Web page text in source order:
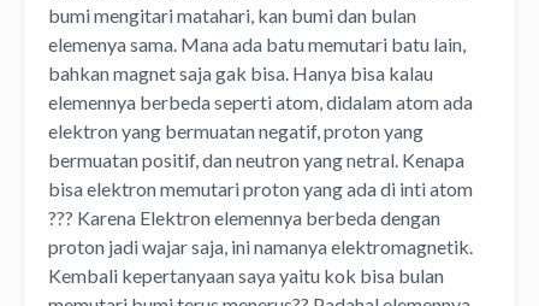
bumi mengitari matahari, kan bumi dan bulan
elemenya sama. Mana ada batu memutari batu lain,
bahkan magnet saja gak bisa. Hanya bisa kalau
elemennya berbeda seperti atom, didalam atom ada
elektron yang bermuatan negatif, proton yang
bermuatan positif, dan neutron yang netral. Kenapa
bisa elektron memutari proton yang ada di inti atom
??? Karena Elektron elemennya berbeda dengan
proton jadi wajar saja, ini namanya elektromagnetik.
Kembali kepertanyaan saya yaitu kok bisa bulan